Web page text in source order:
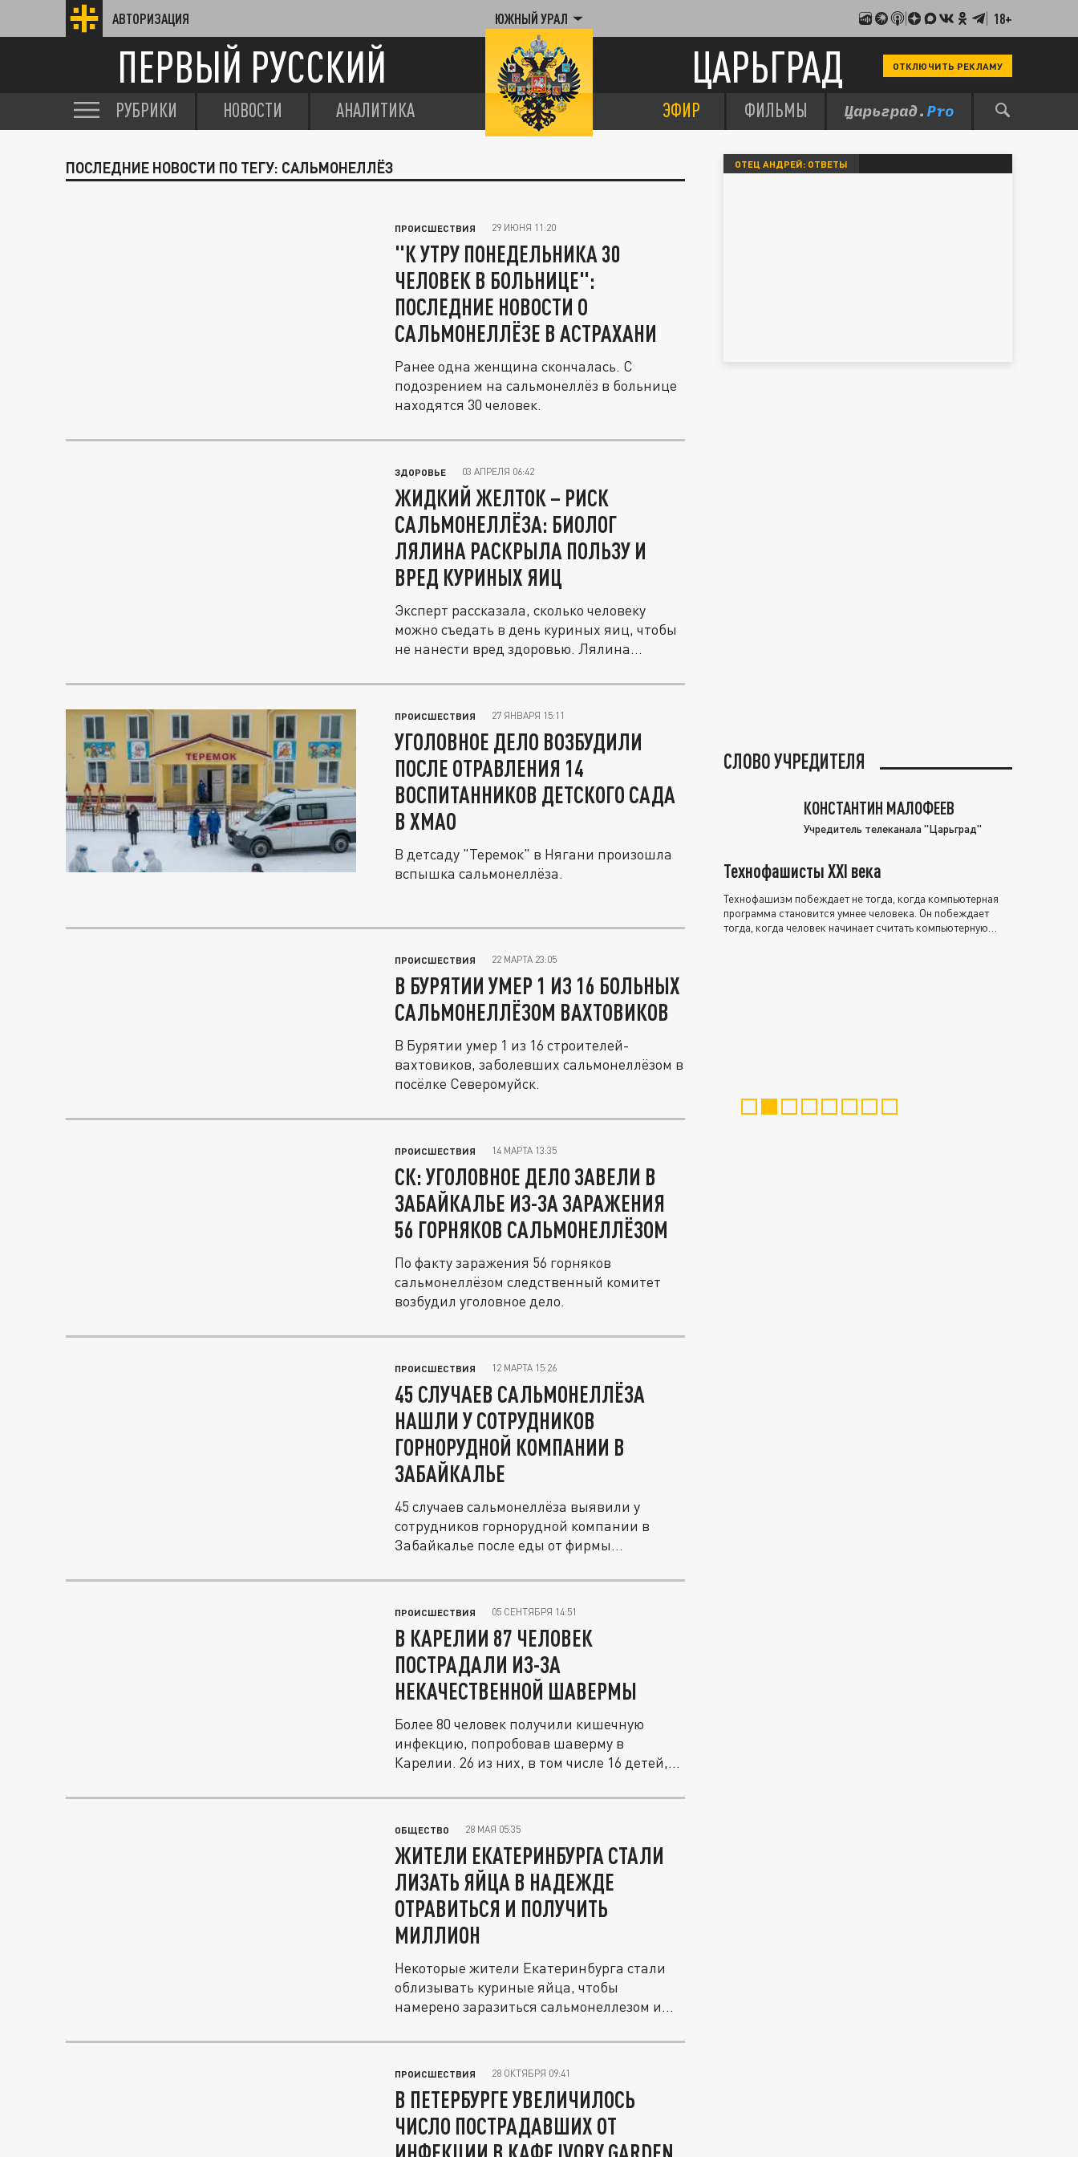
АВТОРИЗАЦИЯ ЮЖНЫЙ УРАЛ 18+
ПЕРВЫЙ РУССКИЙ ЦАРЬГРАД ОТКЛЮЧИТЬ РЕКЛАМУ
РУБРИКИ НОВОСТИ АНАЛИТИКА ЭФИР ФИЛЬМЫ
ПОСЛЕДНИЕ НОВОСТИ ПО ТЕГУ: САЛЬМОНЕЛЛЁЗ
ПРОИСШЕСТВИЯ 29 ИЮНЯ 11:20
"К УТРУ ПОНЕДЕЛЬНИКА 30
ЧЕЛОВЕК В БОЛЬНИЦЕ":
ПОСЛЕДНИЕ НОВОСТИ О
САЛЬМОНЕЛЛЁЗЕ В АСТРАХАНИ
Ранее одна женщина скончалась. С
подозрением на сальмонеллёз в больнице
находятся 30 человек.
ЗДОРОВЬЕ 03 АПРЕЛЯ 06:42
ЖИДКИЙ ЖЕЛТОК – РИСК
САЛЬМОНЕЛЛЁЗА: БИОЛОГ
ЛЯЛИНА РАСКРЫЛА ПОЛЬЗУ И
ВРЕД КУРИНЫХ ЯИЦ
Эксперт рассказала, сколько человеку
можно съедать в день куриных яиц, чтобы
не нанести вред здоровью. Лялина...
ПРОИСШЕСТВИЯ 27 ЯНВАРЯ 15:11
УГОЛОВНОЕ ДЕЛО ВОЗБУДИЛИ
ПОСЛЕ ОТРАВЛЕНИЯ 14
ВОСПИТАННИКОВ ДЕТСКОГО САДА
В ХМАО
В детсаду "Теремок" в Нягани произошла
вспышка сальмонеллёза.
ПРОИСШЕСТВИЯ 22 МАРТА 23:05
В БУРЯТИИ УМЕР 1 ИЗ 16 БОЛЬНЫХ
САЛЬМОНЕЛЛЁЗОМ ВАХТОВИКОВ
В Бурятии умер 1 из 16 строителей-
вахтовиков, заболевших сальмонеллёзом в
посёлке Северомуйск.
ПРОИСШЕСТВИЯ 14 МАРТА 13:35
СК: УГОЛОВНОЕ ДЕЛО ЗАВЕЛИ В
ЗАБАЙКАЛЬЕ ИЗ-ЗА ЗАРАЖЕНИЯ
56 ГОРНЯКОВ САЛЬМОНЕЛЛЁЗОМ
По факту заражения 56 горняков
сальмонеллёзом следственный комитет
возбудил уголовное дело.
ПРОИСШЕСТВИЯ 12 МАРТА 15:26
45 СЛУЧАЕВ САЛЬМОНЕЛЛЁЗА
НАШЛИ У СОТРУДНИКОВ
ГОРНОРУДНОЙ КОМПАНИИ В
ЗАБАЙКАЛЬЕ
45 случаев сальмонеллёза выявили у
сотрудников горнорудной компании в
Забайкалье после еды от фирмы
ПРОИСШЕСТВИЯ 05 СЕНТЯБРЯ 14:51
В КАРЕЛИИ 87 ЧЕЛОВЕК
ПОСТРАДАЛИ ИЗ-ЗА
НЕКАЧЕСТВЕННОЙ ШАВЕРМЫ
Более 80 человек получили кишечную
инфекцию, попробовав шаверму в
Карелии. 26 из них, в том числе 16 детей,...
ОБЩЕСТВО 28 МАЯ 05:35
ЖИТЕЛИ ЕКАТЕРИНБУРГА СТАЛИ
ЛИЗАТЬ ЯЙЦА В НАДЕЖДЕ
ОТРАВИТЬСЯ И ПОЛУЧИТЬ
МИЛЛИОН
Некоторые жители Екатеринбурга стали
облизывать куриные яйца, чтобы
намерено заразиться сальмонеллезом и...
ПРОИСШЕСТВИЯ 28 ОКТЯБРЯ 09:41
В ПЕТЕРБУРГЕ УВЕЛИЧИЛОСЬ
ЧИСЛО ПОСТРАДАВШИХ ОТ
ОТЕЦ АНДРЕЙ: ОТВЕТЫ
СЛОВО УЧРЕДИТЕЛЯ
КОНСТАНТИН МАЛОФЕЕВ
Учредитель телеканала "Царьград"
Технофашисты XXI века
Технофашизм побеждает не тогда, когда компьютерная
программа становится умнее человека. Он побеждает
тогда, когда человек начинает считать компьютерную